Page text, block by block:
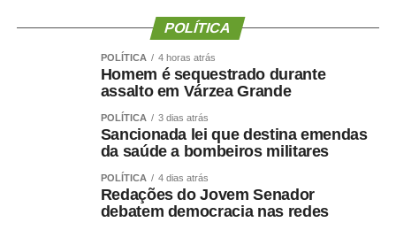
presenciado alguma movimentação suspeita na região do
bairro são benedito durante a madrugada, possua
imagens de câmeras de segurança ou tenha qualquer
informação que possa contribuir para sua localização
deve procurar imediatamente as autoridades.
A Polícia Civil segue investigando o caso e realiza
diligências para localizar
Wellington Eduardo da Costa Jardim. Familiares e
amigos pedem a colaboração da população. Quem tiver
POLÍTICA
POLÍTICA 4 horas atrás
Homem é sequestrado durante
assalto em Várzea Grande
POLÍTICA 3 dias atrás
Sancionada lei que destina emendas
da saúde a bombeiros militares
POLÍTICA 4 dias atrás
Redações do Jovem Senador
debatem democracia nas redes